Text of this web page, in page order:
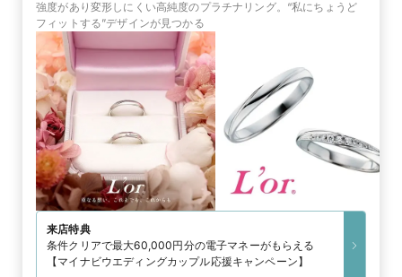
強度があり変形しにくい高純度のプラチナリング。“私にちょうど
フィットする”デザインが見つかる
来店特典
条件クリアで最大60,000円分の電子マネーがもらえる
【マイナビウエディングカップル応援キャンペーン】